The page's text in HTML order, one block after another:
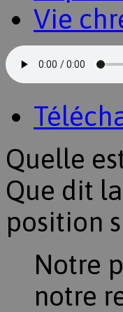
Vie
Quelle
Que dit
position
Notre
notre